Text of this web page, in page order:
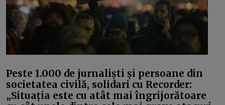
Peste 1.000 de jurnaliști și persoane din
societatea civilă, solidari cu Recorder:
„Situația este cu atât mai îngrijorătoare